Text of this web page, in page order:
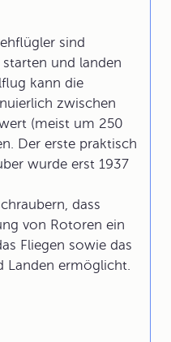
sind
und landen
kann die
zwischen
(meist um 250
Der erste praktisch
wurde erst 1937
dass
von Rotoren ein
Fliegen sowie das
Landen ermöglicht.